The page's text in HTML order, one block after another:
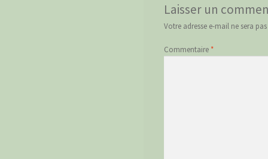
Laisser un
Votre adresse e-mail ne sera
Commentaire *